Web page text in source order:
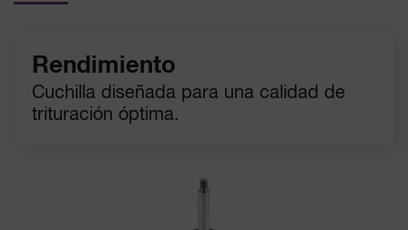
Rendimiento
Cuchilla diseñada para una calidad de
trituración óptima.